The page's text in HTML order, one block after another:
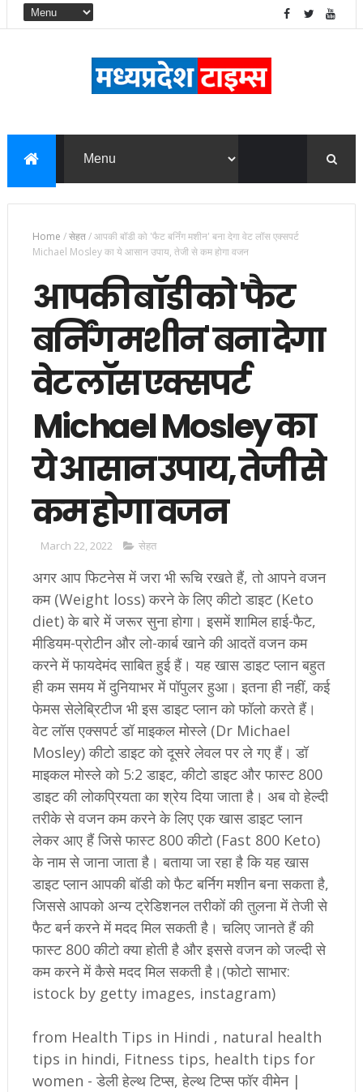
Home /सेहत/आपकी बॉडी को 'फैट बर्निंग मशीन' बना देगा वेट लॉस एक्सपर्ट
Michael Mosley का ये आसान उपाय, तेजी से कम होगा वजन
आपकी बॉडी को 'फैट
बर्निंग मशीन' बना देगा
वेट लॉस एक्सपर्ट
Michael Mosley का
ये आसान उपाय, तेजी से
कम होगा वजन
March 22, 2022 सेहत
अगर आप फिटनेस में जरा भी रूचि रखते हैं, तो आपने वजन
कम (Weight loss) करने के लिए कीटो डाइट (Keto
diet) के बारे में जरूर सुना होगा। इसमें शामिल हाई-फैट,
मीडियम-प्रोटीन और लो-कार्ब खाने की आदतें वजन कम
करने में फायदेमंद साबित हुई हैं। यह खास डाइट प्लान बहुत
ही कम समय में दुनियाभर में पॉपुलर हुआ। इतना ही नहीं, कई
फेमस सेलेब्रिटीज भी इस डाइट प्लान को फॉलो करते हैं।
वेट लॉस एक्सपर्ट डॉ माइकल मोस्ले (Dr Michael
Mosley) कीटो डाइट को दूसरे लेवल पर ले गए हैं। डॉ
माइकल मोस्ले को 5:2 डाइट, कीटो डाइट और फास्ट 800
डाइट की लोकप्रियता का श्रेय दिया जाता है। अब वो हेल्दी
तरीके से वजन कम करने के लिए एक खास डाइट प्लान
लेकर आए हैं जिसे फास्ट 800 कीटो (Fast 800 Keto)
के नाम से जाना जाता है। बताया जा रहा है कि यह खास
डाइट प्लान आपकी बॉडी को फैट बर्निग मशीन बना सकता है,
जिससे आपको अन्य ट्रेडिशनल तरीकों की तुलना में तेजी से
फैट बर्न करने में मदद मिल सकती है। चलिए जानते हैं की
फास्ट 800 कीटो क्या होती है और इससे वजन को जल्दी से
कम करने में कैसे मदद मिल सकती है।(फोटो साभार:
istock by getty images, instagram)
from Health Tips in Hindi , natural health
tips in hindi, Fitness tips, health tips for
women - डेली हेल्थ टिप्स, हेल्थ टिप्स फॉर वीमेन |